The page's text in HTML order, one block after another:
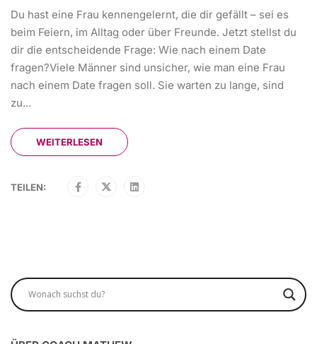
Du hast eine Frau kennengelernt, die dir gefällt – sei es
beim Feiern, im Alltag oder über Freunde. Jetzt stellst du
dir die entscheidende Frage: Wie nach einem Date
fragen?Viele Männer sind unsicher, wie man eine Frau
nach einem Date fragen soll. Sie warten zu lange, sind
zu...
WEITERLESEN
TEILEN: